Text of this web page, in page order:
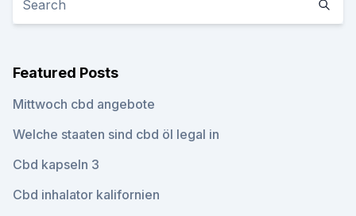
Featured Posts
Mittwoch cbd angebote
Welche staaten sind cbd öl legal in
Cbd kapseln 3
Cbd inhalator kalifornien